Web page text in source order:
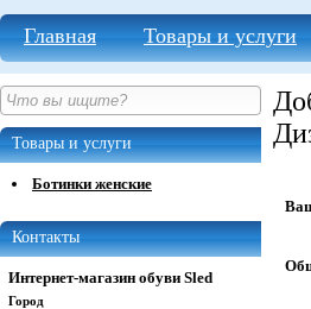
Главная Товары и услуги
Товары и услуги
Ботинки женские
Контакты
Интернет-магазин обуви Sled
Город